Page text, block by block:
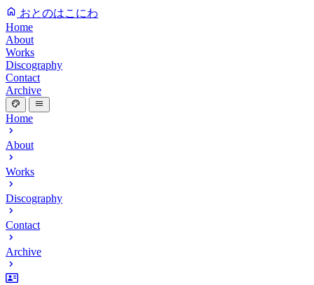
おとのはこにわ
Home
About
Works
Discography
Contact
Archive
Home
About
Works
Discography
Contact
Archive